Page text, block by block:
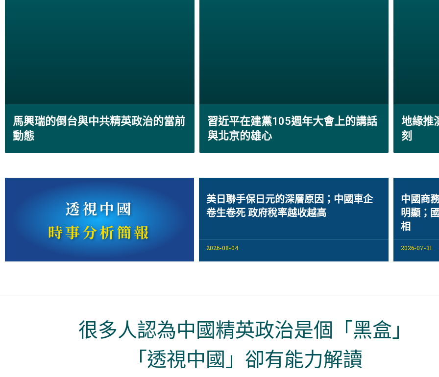
馬興瑞的倒台與中共精英政治的當前
動態
習近平在建黨105週年大會上的講話
與北京的雄心
地緣推
刻
透視中國
時事分析簡報
美日聯手保日元的深層原因；中國車企
卷生卷死 政府稅率越收越高
2026-08-04
中國商
明顯；
相
2026-07-31
很多人認為中國精英政治是個「黑盒」
「透視中國」卻有能力解讀